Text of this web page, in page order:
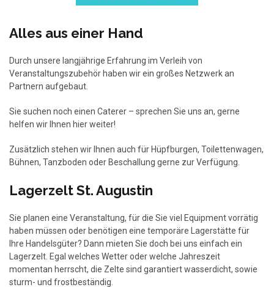
Alles aus einer Hand
Durch unsere langjährige Erfahrung im Verleih von
Veranstaltungszubehör haben wir ein großes Netzwerk an
Partnern aufgebaut.
Sie suchen noch einen Caterer – sprechen Sie uns an, gerne
helfen wir Ihnen hier weiter!
Zusätzlich stehen wir Ihnen auch für Hüpfburgen, Toilettenwagen,
Bühnen, Tanzboden oder Beschallung gerne zur Verfügung.
Lagerzelt St. Augustin
Sie planen eine Veranstaltung, für die Sie viel Equipment vorrätig
haben müssen oder benötigen eine temporäre Lagerstätte für
Ihre Handelsgüter? Dann mieten Sie doch bei uns einfach ein
Lagerzelt. Egal welches Wetter oder welche Jahreszeit
momentan herrscht, die Zelte sind garantiert wasserdicht, sowie
sturm- und frostbeständig.